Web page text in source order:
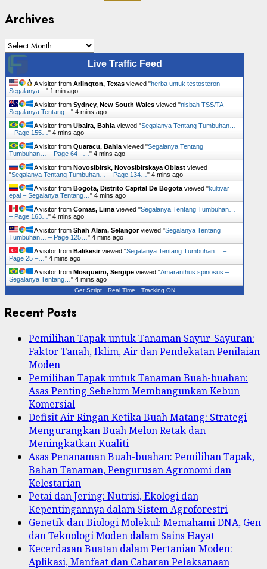
Archives
Archives
Live Traffic Feed
A visitor from Arlington, Texas viewed "herba untuk testosteron –
Segalanya… " 1 min ago
A visitor from Sydney, New South Wales viewed "nisbah TSS/TA –
Segalanya Tentang… " 4 mins ago
A visitor from Ubaira, Bahia viewed "Segalanya Tentang Tumbuhan…
– Page 155… " 4 mins ago
A visitor from Quaracu, Bahia viewed "Segalanya Tentang
Tumbuhan… – Page 64 –… " 4 mins ago
A visitor from Novosibirsk, Novosibirskaya Oblast viewed
"Segalanya Tentang Tumbuhan… – Page 134… " 4 mins ago
A visitor from Bogota, Distrito Capital De Bogota viewed "kultivar
epal – Segalanya Tentang… " 4 mins ago
A visitor from Comas, Lima viewed "Segalanya Tentang Tumbuhan…
– Page 163… " 4 mins ago
A visitor from Shah Alam, Selangorviewed "Segalanya Tentang
Tumbuhan… – Page 125… " 4 mins ago
A visitor from Balikesirviewed "Segalanya Tentang Tumbuhan… –
Page 25 –… " 4 mins ago
A visitor from Mosqueiro, Sergipe viewed "Amaranthus spinosus –
Segalanya Tentang… " 4 mins ago
Get Script Real Time Tracking ON
Recent Posts
Pemilihan Tapak untuk Tanaman Sayur-Sayuran:
Faktor Tanah, Iklim, Air dan Pendekatan Penilaian
Moden
Pemilihan Tapak untuk Tanaman Buah-buahan:
Asas Penting Sebelum Membangunkan Kebun
Komersial
Defisit Air Ringan Ketika Buah Matang: Strategi
Mengurangkan Buah Melon Retak dan
Meningkatkan Kualiti
Asas Penanaman Buah-buahan: Pemilihan Tapak,
Bahan Tanaman, Pengurusan Agronomi dan
Kelestarian
Petai dan Jering: Nutrisi, Ekologi dan
Kepentingannya dalam Sistem Agroforestri
Genetik dan Biologi Molekul: Memahami DNA, Gen
dan Teknologi Moden dalam Sains Hayat
Kecerdasan Buatan dalam Pertanian Moden:
Aplikasi, Manfaat dan Cabaran Pelaksanaan